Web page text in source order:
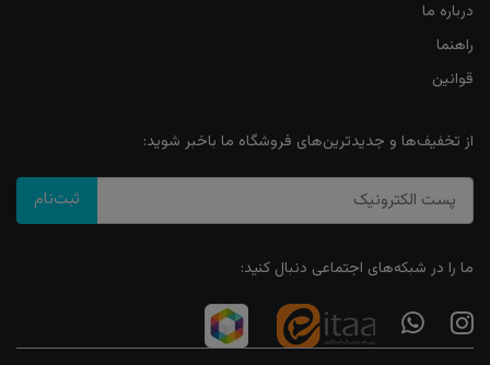
درباره ما
راهنما
قوانین
از تخفیف‌ها و جدیدترین‌های فروشگاه ما باخبر شوید:
ثبت‌نام
ما را در شبکه‌های اجتماعی دنبال کنید: